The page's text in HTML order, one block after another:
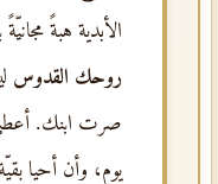
الأبدية هبةً
روحك القدوس
صرت ابنك.
يومٍ، وأن أحيا